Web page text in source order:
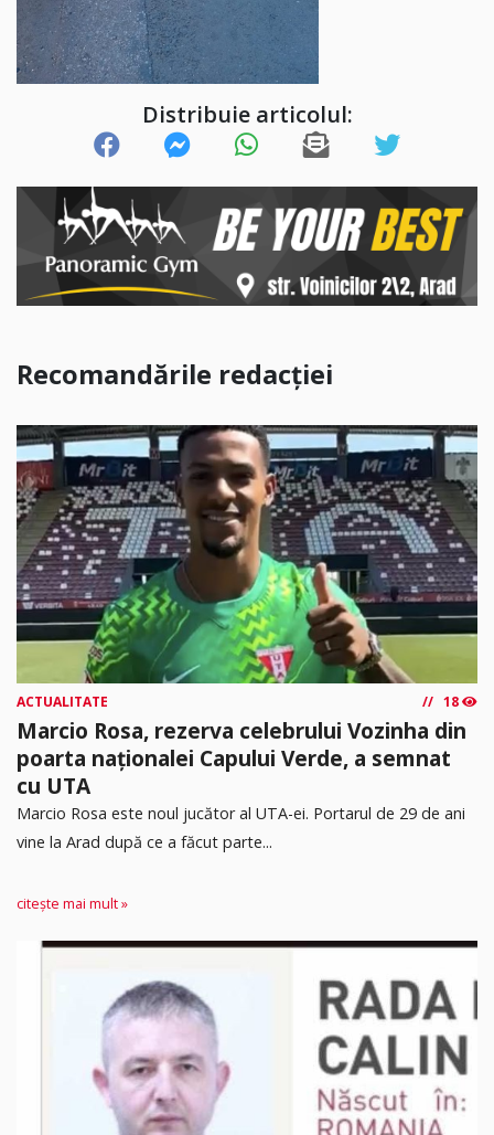
Distribuie articolul:
Recomandările redacției
ACTUALITATE 18
Marcio Rosa, rezerva celebrului Vozinha din
poarta naționalei Capului Verde, a semnat
cu UTA
Marcio Rosa este noul jucător al UTA-ei. Portarul de 29 de ani
vine la Arad după ce a făcut parte...
citește mai mult »